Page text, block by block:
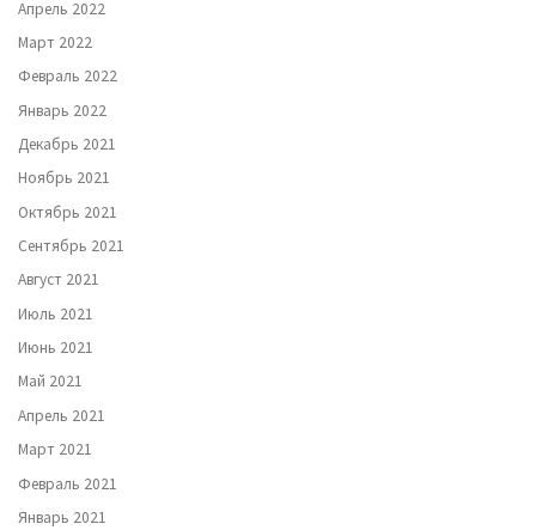
Апрель 2022
Март 2022
Февраль 2022
Январь 2022
Декабрь 2021
Ноябрь 2021
Октябрь 2021
Сентябрь 2021
Август 2021
Июль 2021
Июнь 2021
Май 2021
Апрель 2021
Март 2021
Февраль 2021
Январь 2021